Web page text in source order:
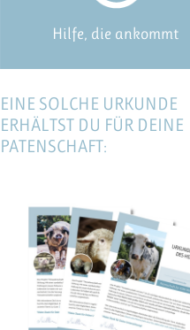
Hilfe, die ankommt
EINE SOLCHE URKUNDE
ERHÄLTST DU FÜR DEINE
PATENSCHAFT: